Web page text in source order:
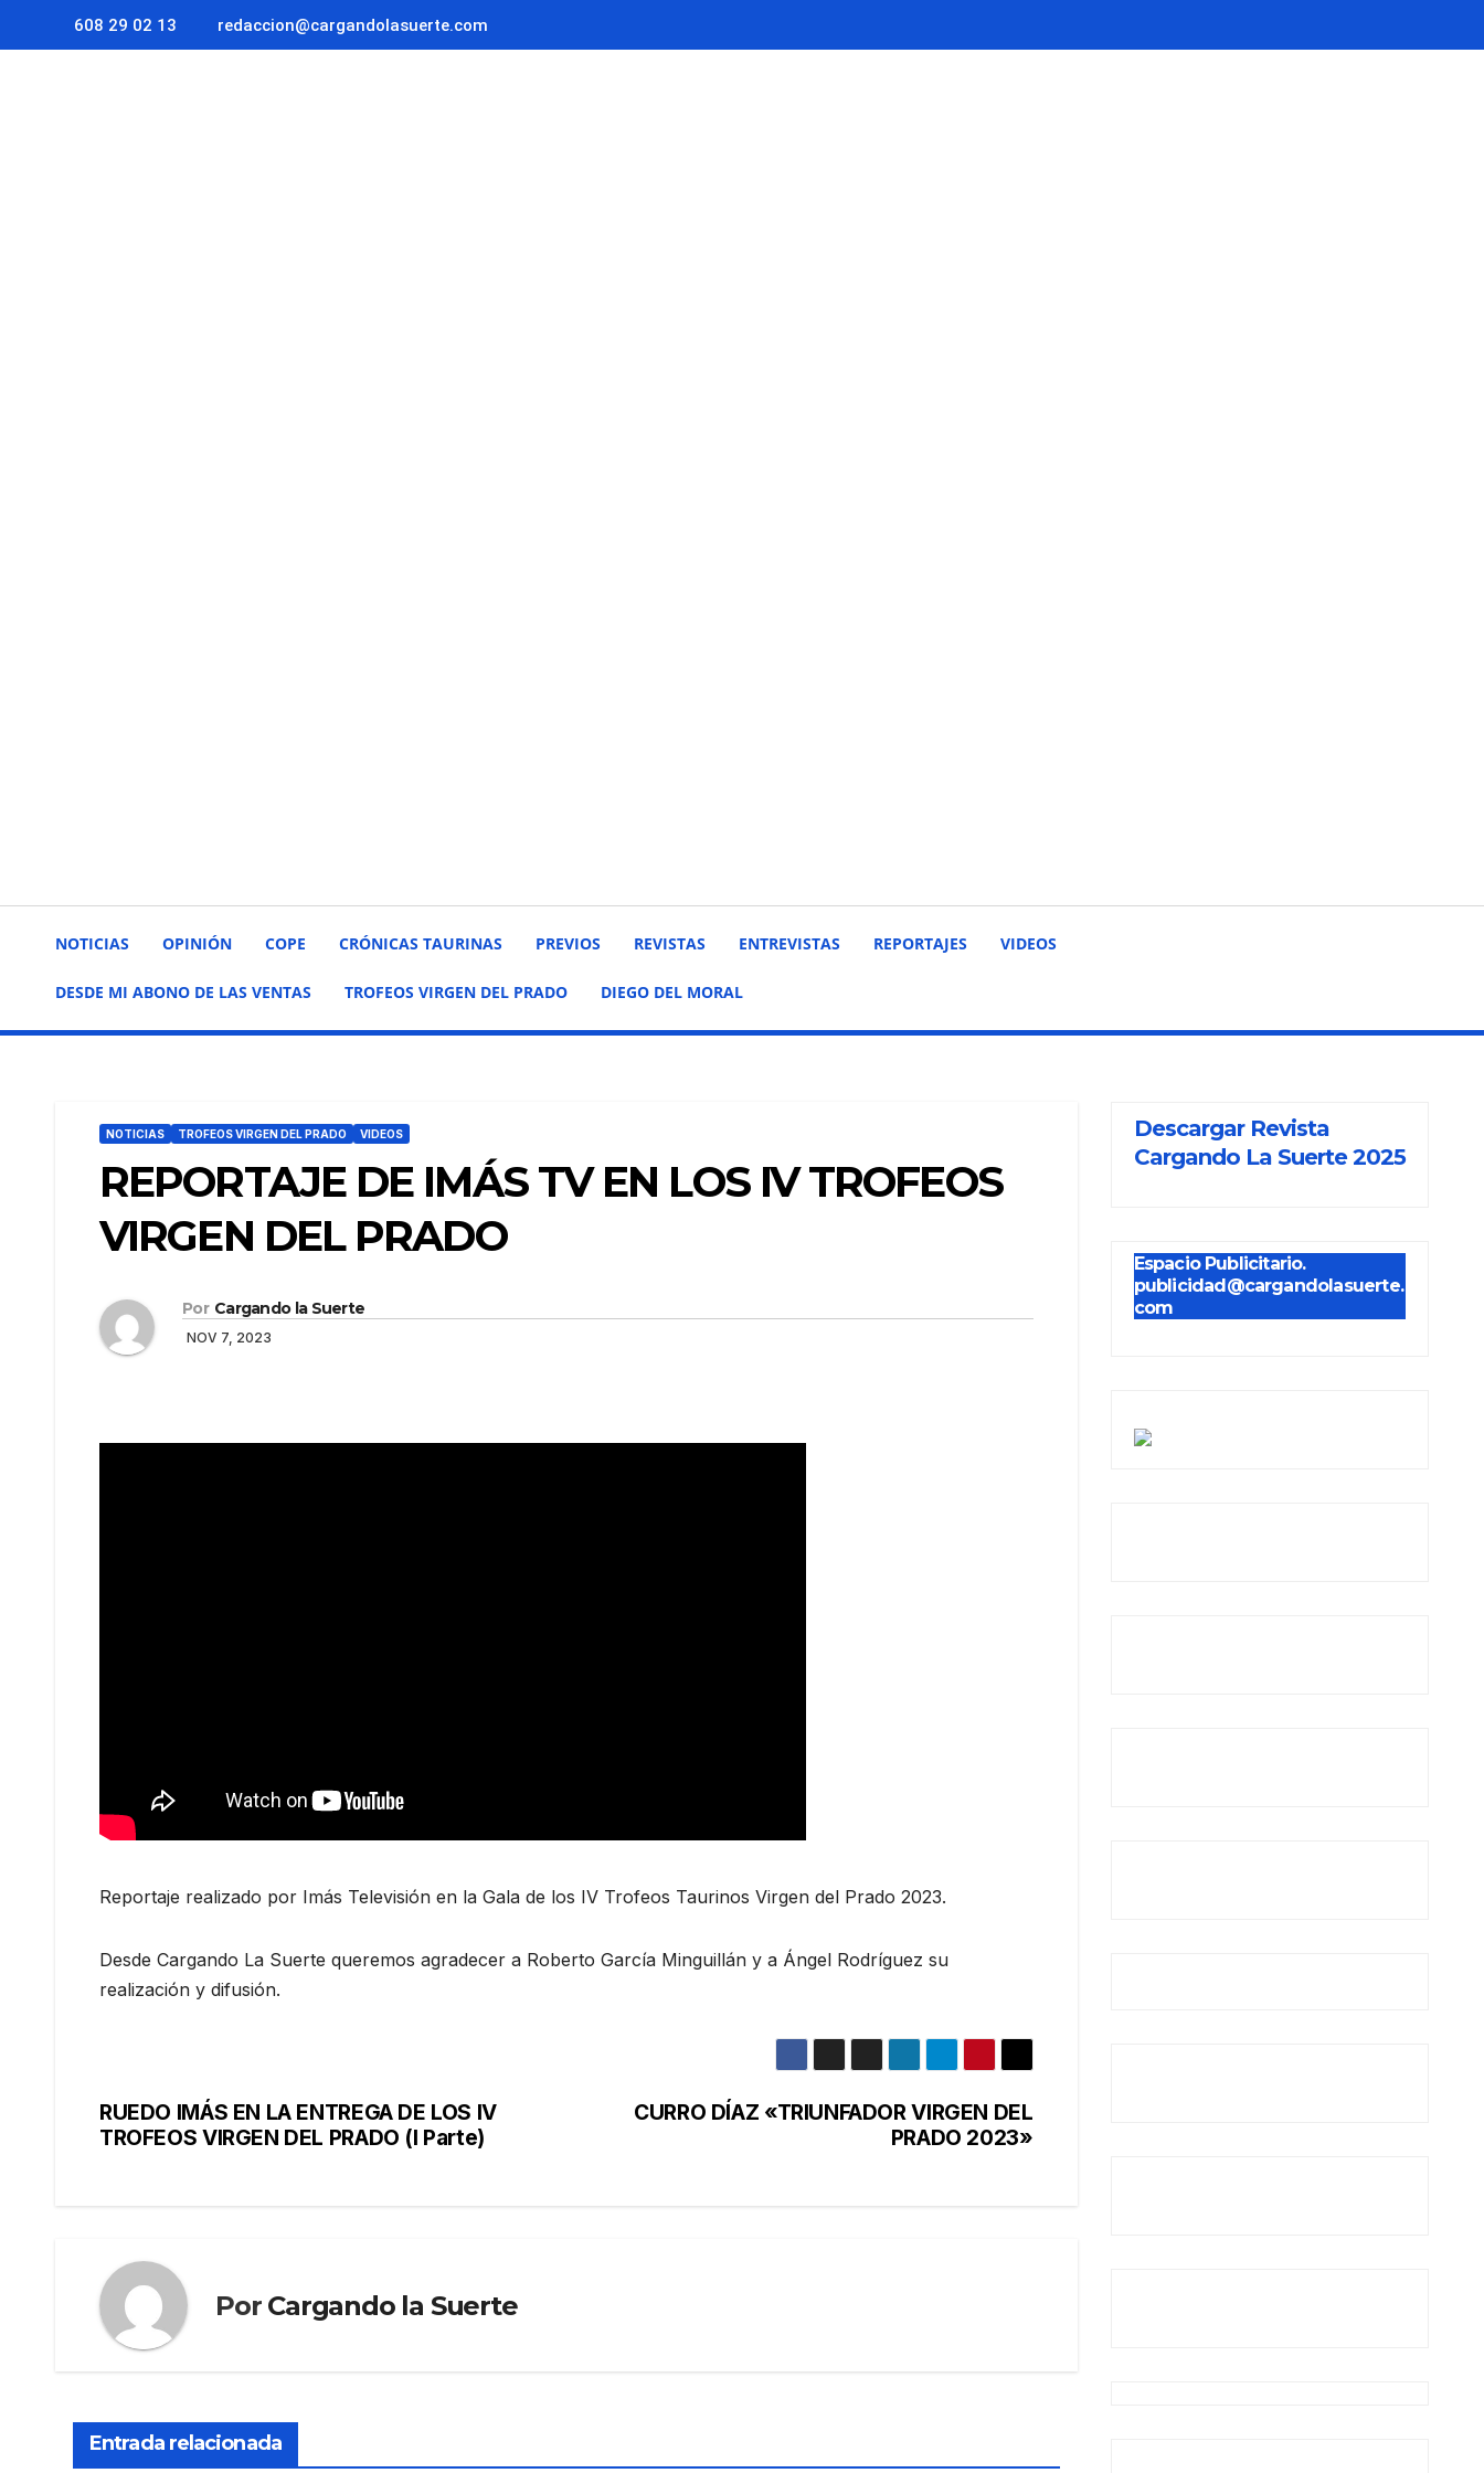
608 29 02 13 redaccion@cargandolasuerte.com
NOTICIAS OPINIÓN COPE CRÓNICAS TAURINAS PREVIOS REVISTAS ENTREVISTAS REPORTAJES VIDEOS
DESDE MI ABONO DE LAS VENTAS TROFEOS VIRGEN DEL PRADO DIEGO DEL MORAL
NOTICIAS TROFEOS VIRGEN DEL PRADO VIDEOS
REPORTAJE DE IMÁS TV EN LOS IV TROFEOS
VIRGEN DEL PRADO
Por Cargando la Suerte
NOV 7, 2023
Reportaje realizado por Imás Televisión en la Gala de los IV Trofeos Taurinos Virgen del Prado 2023.
Desde Cargando La Suerte queremos agradecer a Roberto García Minguillán y a Ángel Rodríguez su
realización y difusión.
CURRO DÍAZ «TRIUNFADOR VIRGEN DEL
PRADO 2023»
RUEDO IMÁS EN LA ENTREGA DE LOS IV
TROFEOS VIRGEN DEL PRADO (I Parte)
Por Cargando la Suerte
Entrada relacionada
Descargar Revista
Cargando La Suerte 2025
Espacio Publicitario.
publicidad@cargandolasuerte.
com